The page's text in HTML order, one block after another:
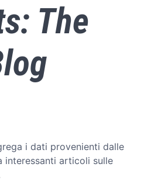
The
i dati provenienti dalle
interessanti articoli sulle